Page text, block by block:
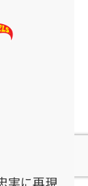
実に再現